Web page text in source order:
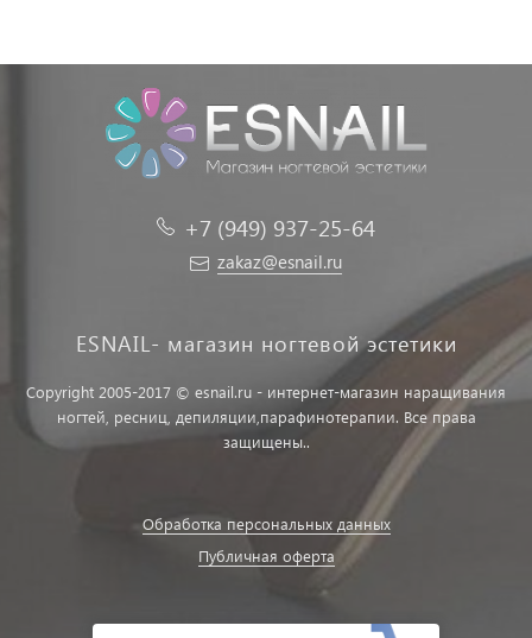
+7 (949) 937-25-64
zakaz@esnail.ru
ESNAIL- магазин ногтевой эстетики
Copyright 2005-2017 © esnail.ru - интернет-магазин наращивания
ногтей, ресниц, депиляции,парафинотерапии. Все права
защищены..
Обработка персональных данных
Публичная оферта